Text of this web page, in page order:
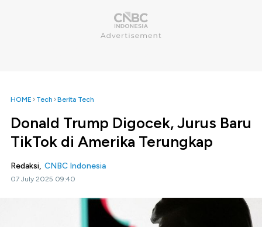
HOME Tech Berita Tech
Donald Trump Digocek, Jurus Baru
TikTok di Amerika Terungkap
Redaksi, CNBC Indonesia
07 July 2025 09:40